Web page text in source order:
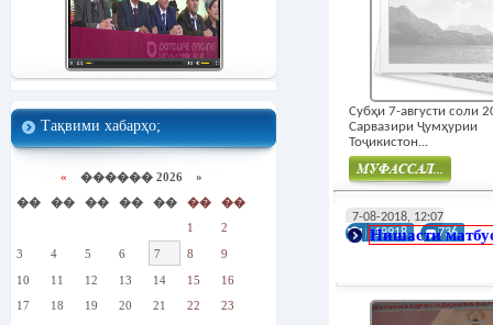
Тақвими хабарҳо;
« ������ 2026 »
��
�� �� �� �� ��
��
1
2
3
4 5 6 7 8
9
10
11 12 13 14 15
16
17
18 19 20 21 22
23
Субҳи 7-августи соли
Сарвазири Ҷумҳурии
Тоҷикистон...
7-08-2018, 12:07
19918
736
Нишасти